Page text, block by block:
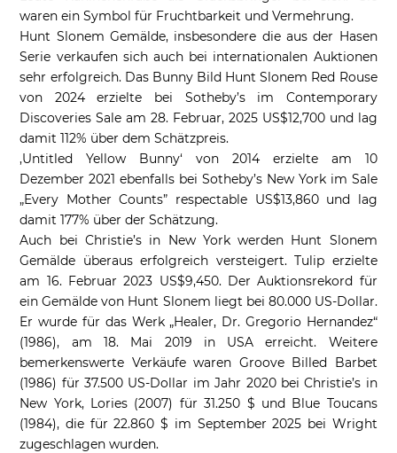
waren ein Symbol für Fruchtbarkeit und Vermehrung.
Hunt Slonem Gemälde, insbesondere die aus der Hasen
Serie verkaufen sich auch bei internationalen Auktionen
sehr erfolgreich. Das Bunny Bild Hunt Slonem Red Rouse
von 2024 erzielte bei Sotheby’s im Contemporary
Discoveries Sale am 28. Februar, 2025 US$12,700 und lag
damit 112% über dem Schätzpreis.
‚Untitled Yellow Bunny‘ von 2014 erzielte am 10
Dezember 2021 ebenfalls bei Sotheby’s New York im Sale
„Every Mother Counts” respectable US$13,860 und lag
damit 177% über der Schätzung.
Auch bei Christie’s in New York werden Hunt Slonem
Gemälde überaus erfolgreich versteigert. Tulip erzielte
am 16. Februar 2023 US$9,450. Der Auktionsrekord für
ein Gemälde von Hunt Slonem liegt bei 80.000 US-Dollar.
Er wurde für das Werk „Healer, Dr. Gregorio Hernandez“
(1986), am 18. Mai 2019 in USA erreicht. Weitere
bemerkenswerte Verkäufe waren Groove Billed Barbet
(1986) für 37.500 US-Dollar im Jahr 2020 bei Christie’s in
New York, Lories (2007) für 31.250 $ und Blue Toucans
(1984), die für 22.860 $ im September 2025 bei Wright
zugeschlagen wurden.